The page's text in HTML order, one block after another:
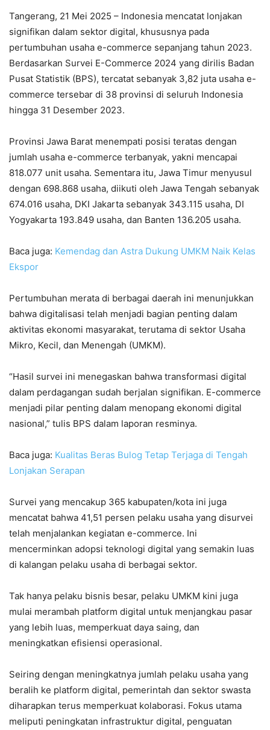
Tangerang, 21 Mei 2025 – Indonesia mencatat lonjakan
signifikan dalam sektor digital, khususnya pada
pertumbuhan usaha e-commerce sepanjang tahun 2023.
Berdasarkan Survei E-Commerce 2024 yang dirilis Badan
Pusat Statistik (BPS), tercatat sebanyak 3,82 juta usaha e-
commerce tersebar di 38 provinsi di seluruh Indonesia
hingga 31 Desember 2023.
Provinsi Jawa Barat menempati posisi teratas dengan
jumlah usaha e-commerce terbanyak, yakni mencapai
818.077 unit usaha. Sementara itu, Jawa Timur menyusul
dengan 698.868 usaha, diikuti oleh Jawa Tengah sebanyak
674.016 usaha, DKI Jakarta sebanyak 343.115 usaha, DI
Yogyakarta 193.849 usaha, dan Banten 136.205 usaha.
Baca juga: Kemendag dan Astra Dukung UMKM Naik Kelas
Ekspor
Pertumbuhan merata di berbagai daerah ini menunjukkan
bahwa digitalisasi telah menjadi bagian penting dalam
aktivitas ekonomi masyarakat, terutama di sektor Usaha
Mikro, Kecil, dan Menengah (UMKM).
“Hasil survei ini menegaskan bahwa transformasi digital
dalam perdagangan sudah berjalan signifikan. E-commerce
menjadi pilar penting dalam menopang ekonomi digital
nasional,” tulis BPS dalam laporan resminya.
Baca juga: Kualitas Beras Bulog Tetap Terjaga di Tengah
Lonjakan Serapan
Survei yang mencakup 365 kabupaten/kota ini juga
mencatat bahwa 41,51 persen pelaku usaha yang disurvei
telah menjalankan kegiatan e-commerce. Ini
mencerminkan adopsi teknologi digital yang semakin luas
di kalangan pelaku usaha di berbagai sektor.
Tak hanya pelaku bisnis besar, pelaku UMKM kini juga
mulai merambah platform digital untuk menjangkau pasar
yang lebih luas, memperkuat daya saing, dan
meningkatkan efisiensi operasional.
Seiring dengan meningkatnya jumlah pelaku usaha yang
beralih ke platform digital, pemerintah dan sektor swasta
diharapkan terus memperkuat kolaborasi. Fokus utama
meliputi peningkatan infrastruktur digital, penguatan